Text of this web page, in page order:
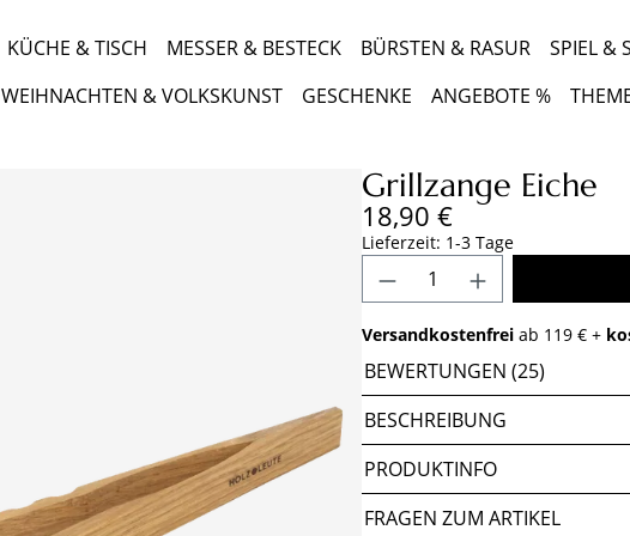
KÜCHE & TISCH MESSER & BESTECK BÜRSTEN & RASUR
SPIEL &
WEIHNACHTEN & VOLKSKUNST
GESCHENKE ANGEBOTE %
Grillzange Eiche
Regulärer Preis:
18,90 €
Lieferzeit: 1-3 Tage
Produkt Anzahl:
Versandkostenfrei ab 119 € +
BEWERTUNGEN (25)
BESCHREIBUNG
PRODUKTINFO
FRAGEN ZUM ARTIKEL